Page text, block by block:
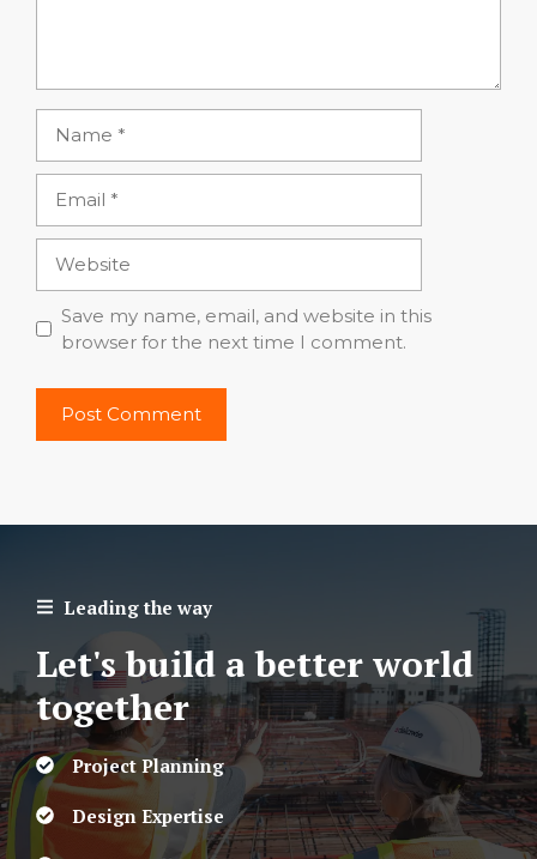
Save my name, email, and website in this
browser for the next time I comment.
Leading the way
Let's build a better world
together
Project Planning
Design Expertise